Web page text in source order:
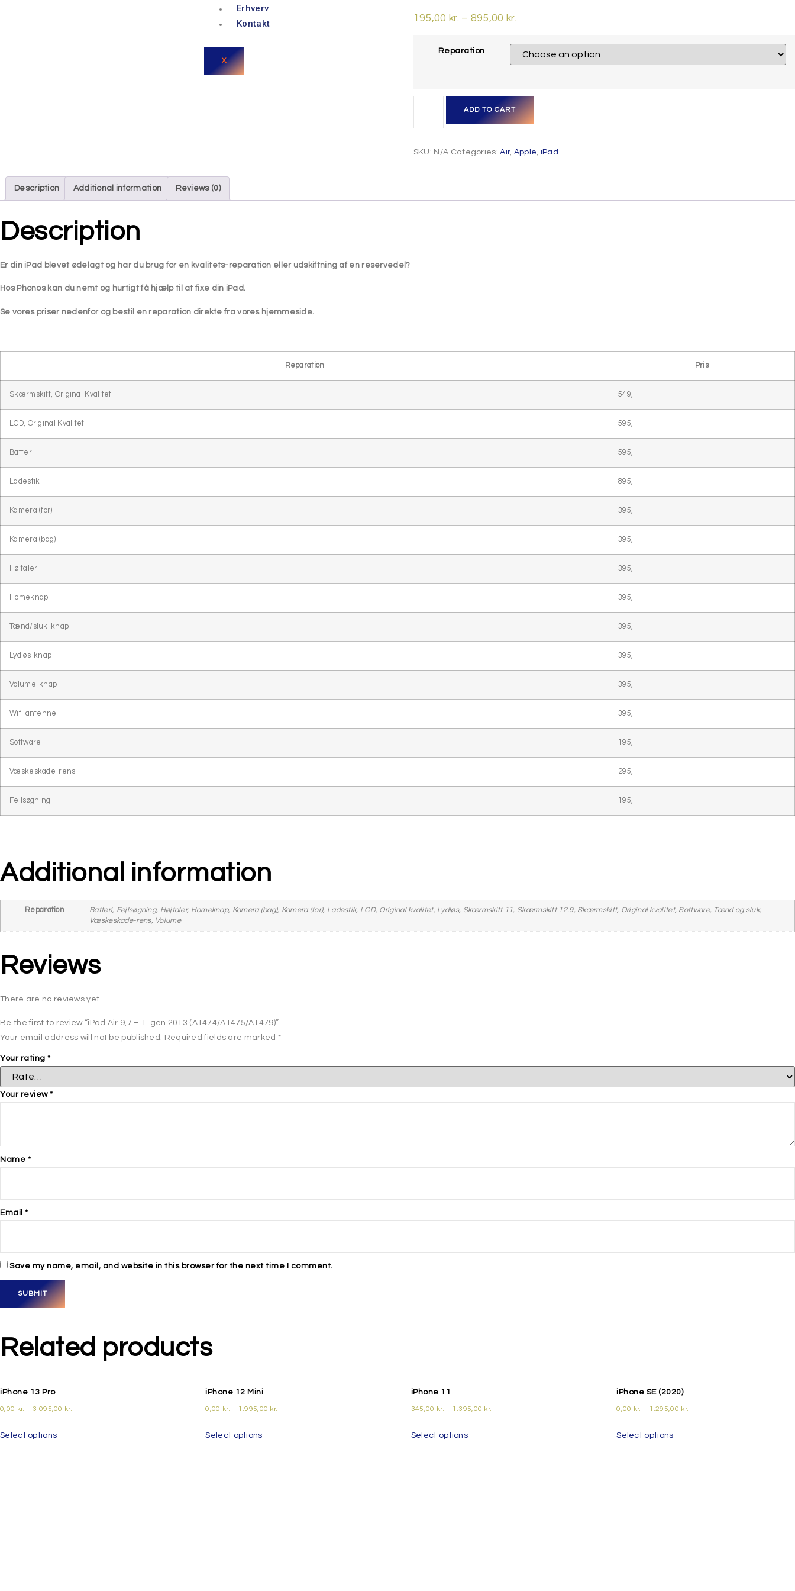
Erhverv
Kontakt
X
195,00 kr. – 895,00 kr.
Reparation
ADD TO CART
SKU: N/A Categories:Air, Apple, iPad
Description Additional information Reviews (0)
Description
Er din iPad blevet ødelagt og har du brug for en kvalitets-reparation eller udskiftning af en reservedel?
Hos Phonos kan du nemt og hurtigt få hjælp til at fixe din iPad.
Se vores priser nedenfor og bestil en reparation direkte fra vores hjemmeside.
Reparation Pris
Skærmskift, Original Kvalitet 549,-
LCD, Original Kvalitet 595,-
Batteri 595,-
Ladestik 895,-
Kamera (for) 395,-
Kamera (bag) 395,-
Højtaler 395,-
Homeknap 395,-
Tænd/sluk-knap 395,-
Lydløs-knap 395,-
Volume-knap 395,-
Wifi antenne 395,-
Software 195,-
Væskeskade-rens 295,-
Fejlsøgning 195,-
Additional information
Reparation
Batteri, Fejlsøgning, Højtaler, Homeknap, Kamera (bag), Kamera (for), Ladestik, LCD, Original kvalitet, Lydløs, Skærmskift 11, Skærmskift 12.9, Skærmskift, Original kvalitet, Software, Tænd og sluk,
Væskeskade-rens, Volume
Reviews
There are no reviews yet.
Be the first to review “iPad Air 9,7 – 1. gen 2013 (A1474/A1475/A1479)”
Your email address will not be published.
Required fields are marked *
Your rating *
Your review *
Name *
Email *
Save my name, email, and website in this browser for the next time I comment.
Related products
iPhone 13 Pro
0,00 kr. – 3.095,00 kr.
Select options
iPhone 12 Mini
0,00 kr. – 1.995,00 kr.
Select options
iPhone 11
345,00 kr. – 1.395,00 kr.
Select options
iPhone SE (2020)
0,00 kr. – 1.295,00 kr.
Select options